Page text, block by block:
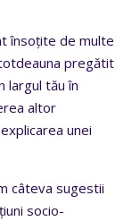
însoțite de multe
pregătit
largul tău în
altor
unei
câteva sugestii
socio-